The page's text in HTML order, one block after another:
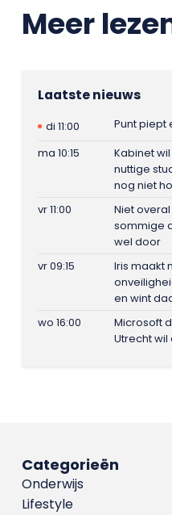
Meer
Laatste nieuws
di 11:00
Punt piept
ma 10:15
Kabinet
nuttige
nog niet
vr 11:00
Niet
sommige
wel door
vr 09:15
Iris maakt
en wint
wo 16:00
Microsoft
Utrecht
Categorieën
Onderwijs
Lifestyle